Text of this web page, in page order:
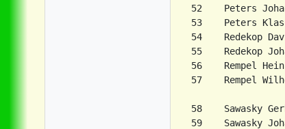
52    Peters
53    Peters
54    Redekop
55    Redekop
56    Rempel
57    Rempel
58    Sawasky
59    Sawasky